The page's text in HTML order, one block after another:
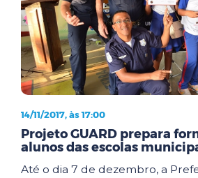
14/11/2017, às 17:00
Projeto GUARD prepara
alunos das escolas
Até o dia 7 de dezembro, a